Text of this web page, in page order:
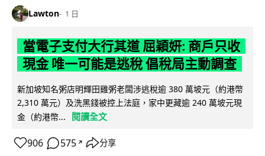
Lawton 1 日
當電子支付大行其道 屈穎妍: 商戶只收
現金 唯一可能是逃稅 倡稅局主動調查
新加坡知名粥店明輝田雞粥老闆涉逃稅逾 380 萬坡元（約港幣
2,310 萬元）及洗黑錢被控上法庭，家中更藏逾 240 萬坡元現
金（約港幣...
閱讀全文
906 575 ↗ 分享